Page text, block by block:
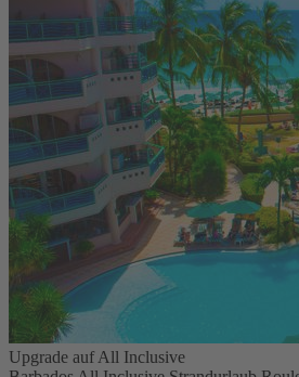
Upgrade auf All Inclusive